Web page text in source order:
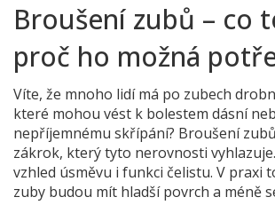
Broušení zubů – co
proč ho možná
Víte, že mnoho lidí má po zubech
které mohou vést k bolestem dásní
nepříjemnému skřípání? Broušení
zákrok, který tyto nerovnosti
vzhled úsměvu i funkci čelistu. V praxi
zuby budou mít hladší povrch a méně